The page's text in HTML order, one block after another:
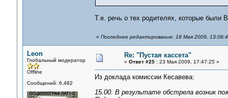
Т.е. речь о тех родителях, которые
« Последнее редактирование: 18 Мая 2009,
Leon
Глобальный модератор
Offline
Сообщений: 6,482
Re: "Пустая кассета"
« Ответ #25 :23 Мая 2009, 17:47:25 »
Из доклада комиссии Кесавева:
15.00. В результате обстрела возник